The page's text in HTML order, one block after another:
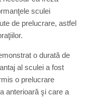
sculei
de prelucrare, astfel
o durată de
al sculei a fost
o prelucrare
anterioară şi care a